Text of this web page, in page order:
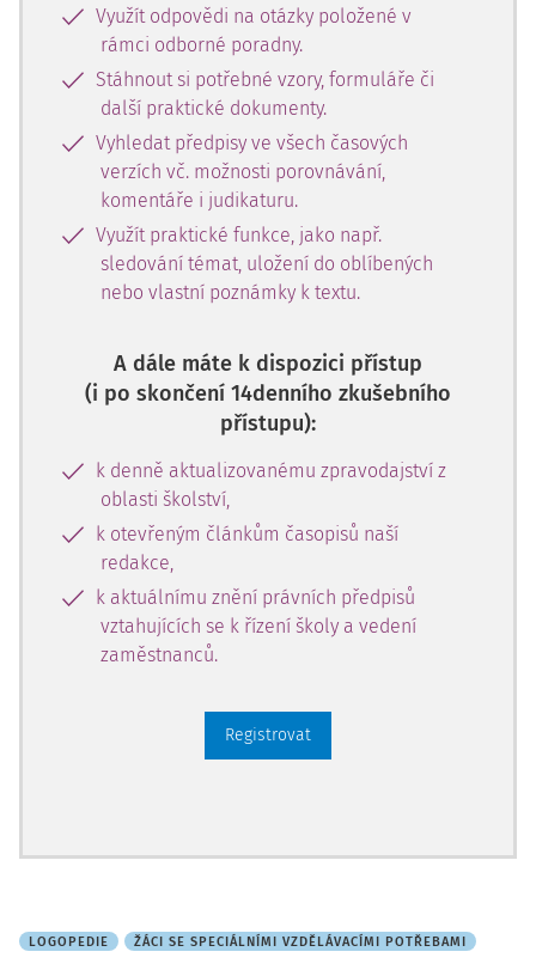
Využít odpovědi na otázky položené v
rámci odborné poradny.
Stáhnout si potřebné vzory, formuláře či
další praktické dokumenty.
Vyhledat předpisy ve všech časových
verzích vč. možnosti porovnávání,
komentáře i judikaturu.
Využít praktické funkce, jako např.
sledování témat, uložení do oblíbených
nebo vlastní poznámky k textu.
A dále máte k dispozici přístup
(i po skončení 14denního zkušebního
přístupu):
k denně aktualizovanému zpravodajství z
oblasti školství,
k otevřeným článkům časopisů naší
redakce,
k aktuálnímu znění právních předpisů
vztahujících se k řízení školy a vedení
zaměstnanců.
Registrovat
LOGOPEDIE ŽÁCI SE SPECIÁLNÍMI VZDĚLÁVACÍMI POTŘEBAMI